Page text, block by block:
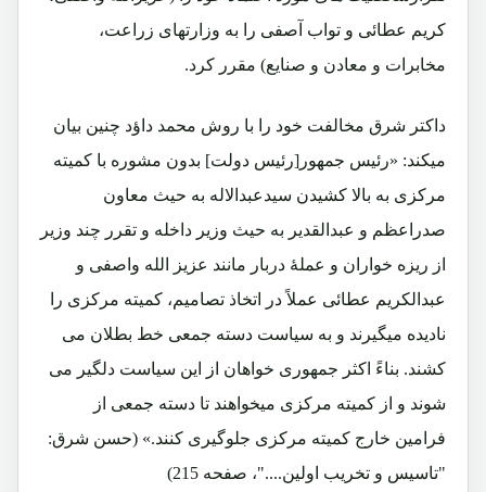
کریم عطائی و تواب آصفی را به وزارتهای زراعت،
مخابرات و معادن و صنایع) مقرر کرد.
داکتر شرق مخالفت خود را با روش محمد داؤد چنین بیان
میکند: «رئیس جمهور[رئیس دولت] بدون مشوره با کمیته
مرکزی به بالا کشیدن سیدعبدالاله به حیث معاون
صدراعظم و عبدالقدیر به حیث وزیر داخله و تقرر چند وزیر
از ریزه خواران و عملۀ دربار مانند عزیز الله واصفی و
عبدالکریم عطائی عملاً در اتخاذ تصامیم، کمیته مرکزی را
نادیده میگیرند و به سیاست دسته جمعی خط بطلان می
کشند. بناءً اکثر جمهوری خواهان از این سیاست دلگیر می
شوند و از کمیته مرکزی میخواهند تا دسته جمعی از
فرامین خارج کمیته مرکزی جلوگیری کنند.» (حسن شرق:
"تاسیس و تخریب اولین...."، صفحه 215)